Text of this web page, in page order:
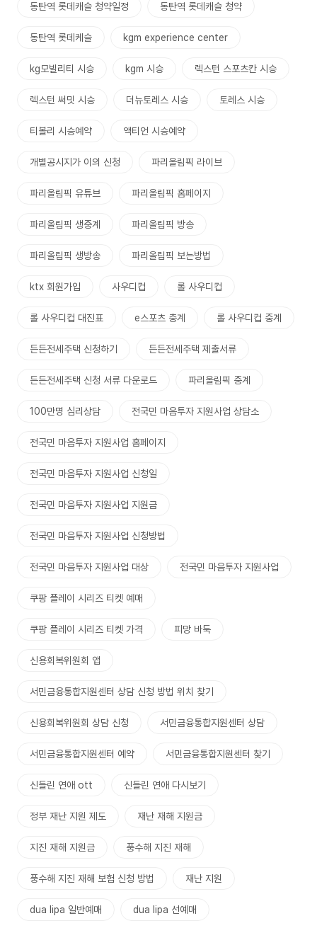
동탄역 롯데캐슬 청약일정 동탄역 롯데캐슬 청약
동탄역 롯데케슬 kgm experience center
kg모빌리티 시승 kgm 시승 렉스턴 스포츠칸 시승
렉스턴 써밋 시승 더뉴토레스 시승 토레스 시승
티볼리 시승예약 액티언 시승예약
개별공시지가 이의 신청 파리올림픽 라이브
파리올림픽 유튜브 파리올림픽 홈페이지
파리올림픽 생중계 파리올림픽 방송
파리올림픽 생방송 파리올림픽 보는방법
ktx 회원가입 사우디컵 롤 사우디컵
롤 사우디컵 대진표 e스포츠 충계 롤 사우디컵 중계
든든전세주택 신청하기 든든전세주택 제출서류
든든전세주택 신청 서류 다운로드 파리올림픽 중계
100만명 심리상담 전국민 마음투자 지원사업 상담소
전국민 마음투자 지원사업 홈페이지
전국민 마음투자 지원사업 신청일
전국민 마음투자 지원사업 지원금
전국민 마음투자 지원사업 신청방법
전국민 마음투자 지원사업 대상 전국민 마음투자 지원사업
쿠팡 플레이 시리즈 티켓 예매
쿠팡 플레이 시리즈 티켓 가격 피망 바둑
신용회복위원회 앱
서민금융통합지원센터 상담 신청 방법 위치 찾기
신용회복위원회 상담 신청 서민금융통합지원센터 상담
서민금융통합지원센터 예약 서민금융통합지원센터 찾기
신들린 연애 ott 신들린 연애 다시보기
정부 재난 지원 제도 재난 재해 지원금
지진 재해 지원금 풍수해 지진 재해
풍수해 지진 재해 보험 신청 방법 재난 지원
dua lipa 일반예매 dua lipa 선예매